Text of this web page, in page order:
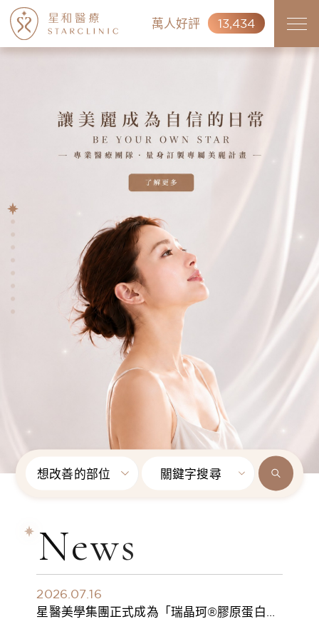
萬人好評 13,434
想改善的部位 關鍵字搜尋
News
2026.07.16
星醫美學集團正式成為「瑞晶珂®膠原蛋白植